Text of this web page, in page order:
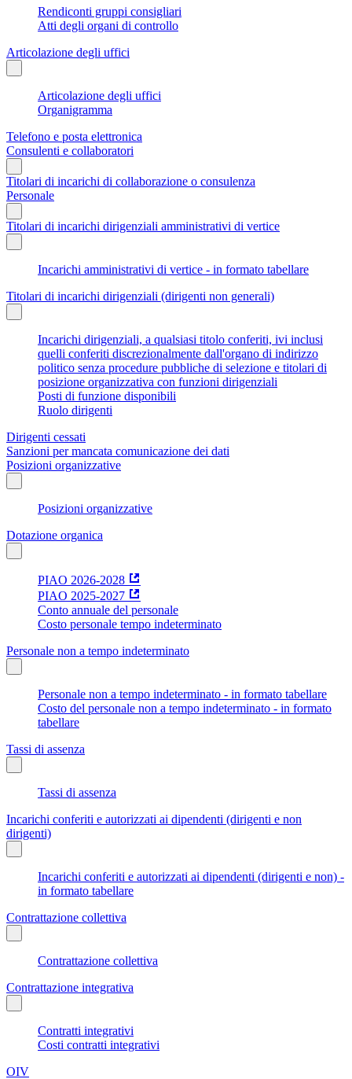
Rendiconti gruppi consigliari
Atti degli organi di controllo
Articolazione degli uffici
Articolazione degli uffici
Organigramma
Telefono e posta elettronica
Consulenti e collaboratori
Titolari di incarichi di collaborazione o consulenza
Personale
Titolari di incarichi dirigenziali amministrativi di vertice
Incarichi amministrativi di vertice - in formato tabellare
Titolari di incarichi dirigenziali (dirigenti non generali)
Incarichi dirigenziali, a qualsiasi titolo conferiti, ivi inclusi
quelli conferiti discrezionalmente dall'organo di indirizzo
politico senza procedure pubbliche di selezione e titolari di
posizione organizzativa con funzioni dirigenziali
Posti di funzione disponibili
Ruolo dirigenti
Dirigenti cessati
Sanzioni per mancata comunicazione dei dati
Posizioni organizzative
Posizioni organizzative
Dotazione organica
PIAO 2026-2028
PIAO 2025-2027
Conto annuale del personale
Costo personale tempo indeterminato
Personale non a tempo indeterminato
Personale non a tempo indeterminato - in formato tabellare
Costo del personale non a tempo indeterminato - in formato
tabellare
Tassi di assenza
Tassi di assenza
Incarichi conferiti e autorizzati ai dipendenti (dirigenti e non
dirigenti)
Incarichi conferiti e autorizzati ai dipendenti (dirigenti e non) -
in formato tabellare
Contrattazione collettiva
Contrattazione collettiva
Contrattazione integrativa
Contratti integrativi
Costi contratti integrativi
OIV